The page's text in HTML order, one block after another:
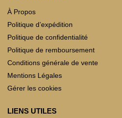
À Propos
Politique d’expédition
Politique de confidentialité
Politique de remboursement
Conditions générale de vente
Mentions Légales
Gérer les cookies
LIENS UTILES